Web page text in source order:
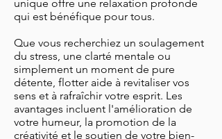
unique offre une relaxation profonde
qui est bénéfique pour tous.
Que vous recherchiez un soulagement
du stress, une clarté mentale ou
simplement un moment de pure
détente, flotter aide à revitaliser vos
sens et à rafraîchir votre esprit. Les
avantages incluent l'amélioration de
votre humeur, la promotion de la
créativité et le soutien de votre bien-